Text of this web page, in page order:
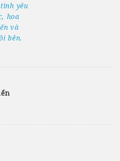
yêu
hoa
và
bên.